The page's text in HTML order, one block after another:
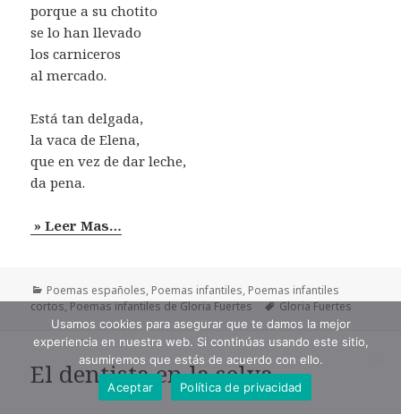
porque a su chotito
se lo han llevado
los carniceros
al mercado.
Está tan delgada,
la vaca de Elena,
que en vez de dar leche,
da pena.
» Leer Mas…
Categorías
Poemas españoles, Poemas infantiles, Poemas infantiles
cortos,Poemas infantiles de Gloria Fuertes Etiquetas
Gloria Fuertes
El dentista en la selva
Usamos cookies para asegurar que te damos la mejor
experiencia en nuestra web. Si continúas usando este sitio,
asumiremos que estás de acuerdo con ello.
Aceptar
Política de privacidad